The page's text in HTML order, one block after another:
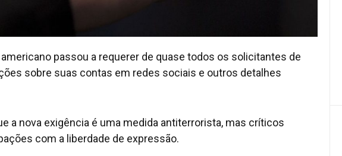
passou a requerer de quase todos os solicitantes de
sobre suas contas em redes sociais e outros detalhes
a nova exigência é uma medida antiterrorista, mas críticos
com a liberdade de expressão.